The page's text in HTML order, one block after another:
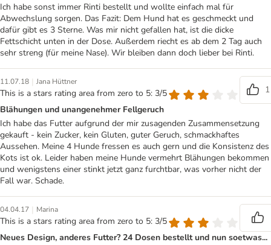
Ich habe sonst immer Rinti bestellt und wollte einfach mal für
Abwechslung sorgen. Das Fazit: Dem Hund hat es geschmeckt und
dafür gibt es 3 Sterne. Was mir nicht gefallen hat, ist die dicke
Fettschicht unten in der Dose. Außerdem riecht es ab dem 2 Tag auch
sehr streng (für meine Nase). Wir bleiben dann doch lieber bei Rinti.
11.07.18 | Jana Hüttner
This is a stars rating area from zero to 5: 3/5
1
Blähungen und unangenehmer Fellgeruch
Ich habe das Futter aufgrund der mir zusagenden Zusammensetzung
gekauft - kein Zucker, kein Gluten, guter Geruch, schmackhaftes
Aussehen. Meine 4 Hunde fressen es auch gern und die Konsistenz des
Kots ist ok. Leider haben meine Hunde vermehrt Blähungen bekommen
und wenigstens einer stinkt jetzt ganz furchtbar, was vorher nicht der
Fall war. Schade.
04.04.17 | Marina
This is a stars rating area from zero to 5: 3/5
Neues Design, anderes Futter? 24 Dosen bestellt und nun soetwas...